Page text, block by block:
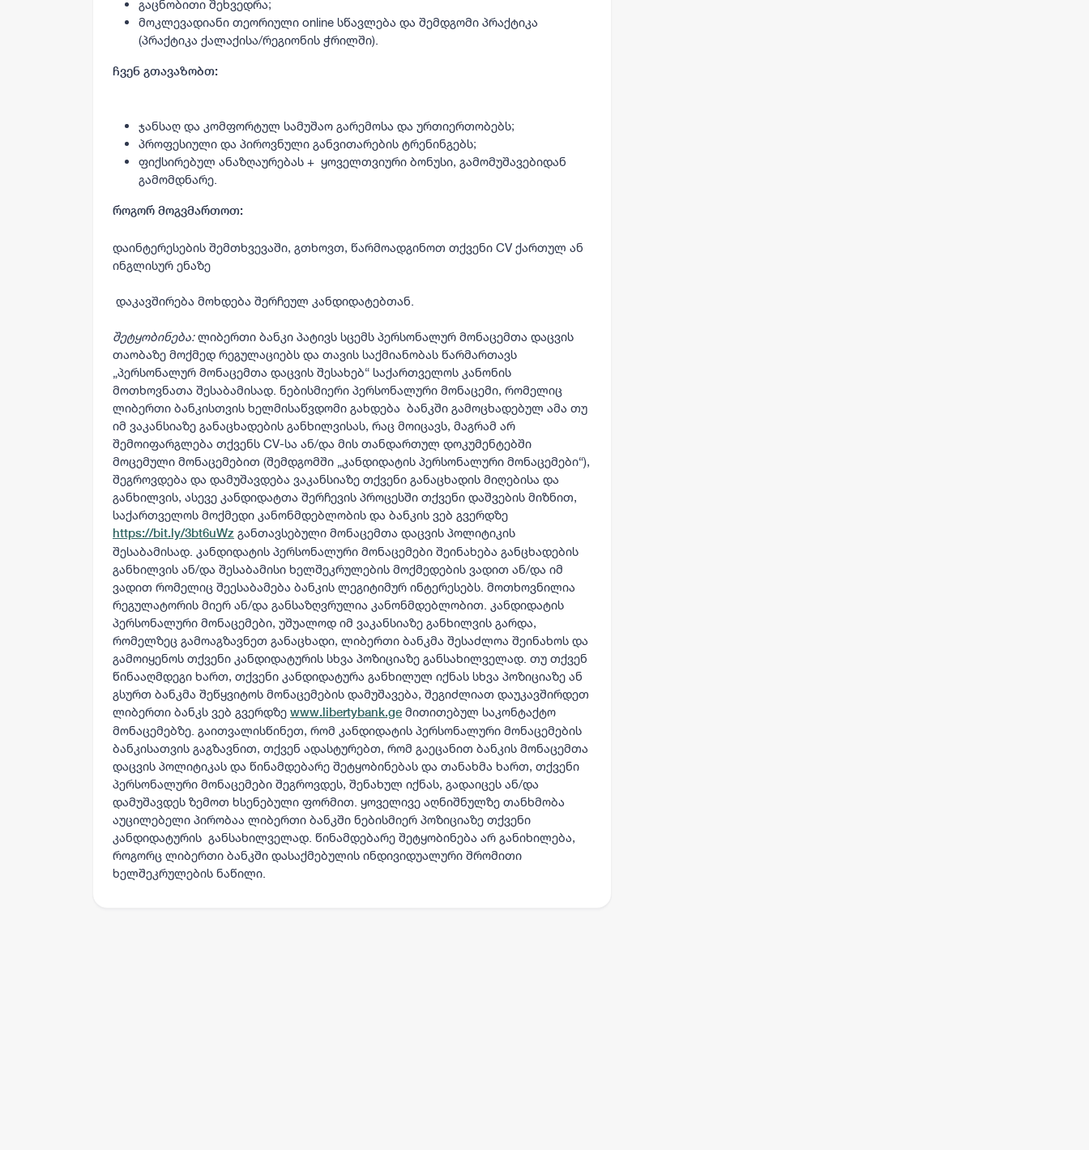
გაცნობითი შეხვედრა;
მოკლევადიანი თეორიული online სწავლება და შემდგომი პრაქტიკა
(პრაქტიკა ქალაქისა/რეგიონის ჭრილში).
ჩვენ გთავაზობთ:
ჯანსაღ და კომფორტულ სამუშაო გარემოსა და ურთიერთობებს;
პროფესიული და პიროვნული განვითარების ტრენინგებს;
ფიქსირებულ ანაზღაურებას + ყოველთვიური ბონუსი, გამომუშავებიდან
გამომდნარე.
როგორ მოგვმართოთ:
დაინტერესების შემთხვევაში, გთხოვთ, წარმოადგინოთ თქვენი CV ქართულ ან
ინგლისურ ენაზე
დაკავშირება მოხდება შერჩეულ კანდიდატებთან.
შეტყობინება:ლიბერთი ბანკი პატივს სცემს პერსონალურ მონაცემთა დაცვის
თაობაზე მოქმედ რეგულაციებს და თავის საქმიანობას წარმართავს
„პერსონალურ მონაცემთა დაცვის შესახებ“ საქართველოს კანონის
მოთხოვნათა შესაბამისად. ნებისმიერი პერსონალური მონაცემი, რომელიც
ლიბერთი ბანკისთვის ხელმისაწვდომი გახდება ბანკში გამოცხადებულ ამა თუ
იმ ვაკანსიაზე განაცხადების განხილვისას, რაც მოიცავს, მაგრამ არ
შემოიფარგლება თქვენს CV-სა ან/და მის თანდართულ დოკუმენტებში
მოცემული მონაცემებით (შემდგომში „კანდიდატის პერსონალური მონაცემები“),
შეგროვდება და დამუშავდება ვაკანსიაზე თქვენი განაცხადის მიღებისა და
განხილვის, ასევე კანდიდატთა შერჩევის პროცესში თქვენი დაშვების მიზნით,
საქართველოს მოქმედი კანონმდებლობის და ბანკის ვებ გვერდზე
https://bit.ly/3bt6uWz განთავსებული მონაცემთა დაცვის პოლიტიკის
შესაბამისად. კანდიდატის პერსონალური მონაცემები შეინახება განცხადების
განხილვის ან/და შესაბამისი ხელშეკრულების მოქმედების ვადით ან/და იმ
ვადით რომელიც შეესაბამება ბანკის ლეგიტიმურ ინტერესებს. მოთხოვნილია
რეგულატორის მიერ ან/და განსაზღვრულია კანონმდებლობით. კანდიდატის
პერსონალური მონაცემები, უშუალოდ იმ ვაკანსიაზე განხილვის გარდა,
რომელზეც გამოაგზავნეთ განაცხადი, ლიბერთი ბანკმა შესაძლოა შეინახოს და
გამოიყენოს თქვენი კანდიდატურის სხვა პოზიციაზე განსახილველად. თუ თქვენ
წინააღმდეგი ხართ, თქვენი კანდიდატურა განხილულ იქნას სხვა პოზიციაზე ან
გსურთ ბანკმა შეწყვიტოს მონაცემების დამუშავება, შეგიძლიათ დაუკავშირდეთ
ლიბერთი ბანკს ვებ გვერდზე www.libertybank.ge მითითებულ საკონტაქტო
მონაცემებზე. გაითვალისწინეთ, რომ კანდიდატის პერსონალური მონაცემების
ბანკისათვის გაგზავნით, თქვენ ადასტურებთ, რომ გაეცანით ბანკის მონაცემთა
დაცვის პოლიტიკას და წინამდებარე შეტყობინებას და თანახმა ხართ, თქვენი
პერსონალური მონაცემები შეგროვდეს, შენახულ იქნას, გადაიცეს ან/და
დამუშავდეს ზემოთ ხსენებული ფორმით. ყოველივე აღნიშნულზე თანხმობა
აუცილებელი პირობაა ლიბერთი ბანკში ნებისმიერ პოზიციაზე თქვენი
კანდიდატურის განსახილველად. წინამდებარე შეტყობინება არ განიხილება,
როგორც ლიბერთი ბანკში დასაქმებულის ინდივიდუალური შრომითი
ხელშეკრულების ნაწილი.